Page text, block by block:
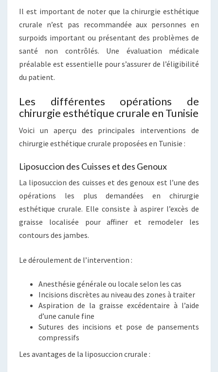
Il est important de noter que la chirurgie esthétique
crurale n’est pas recommandée aux personnes en
surpoids important ou présentant des problèmes de
santé non contrôlés. Une évaluation médicale
préalable est essentielle pour s’assurer de l’éligibilité
du patient.
Les différentes opérations de
chirurgie esthétique crurale en Tunisie
Voici un aperçu des principales interventions de
chirurgie esthétique crurale proposées en Tunisie :
Liposuccion des Cuisses et des Genoux
La liposuccion des cuisses et des genoux est l’une des
opérations les plus demandées en chirurgie
esthétique crurale. Elle consiste à aspirer l’excès de
graisse localisée pour affiner et remodeler les
contours des jambes.
Le déroulement de l’intervention :
Anesthésie générale ou locale selon les cas
Incisions discrètes au niveau des zones à traiter
Aspiration de la graisse excédentaire à l’aide
d’une canule fine
Sutures des incisions et pose de pansements
compressifs
Les avantages de la liposuccion crurale :